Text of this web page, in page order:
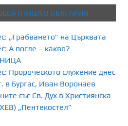
В БЪЛГАРИЯ
„Грабването” на Църквата
А после – какво?
Пророческото служение днес
в Бургас, Иван Воронаев
със Св. Дух в Християнска
„Пентекостел”